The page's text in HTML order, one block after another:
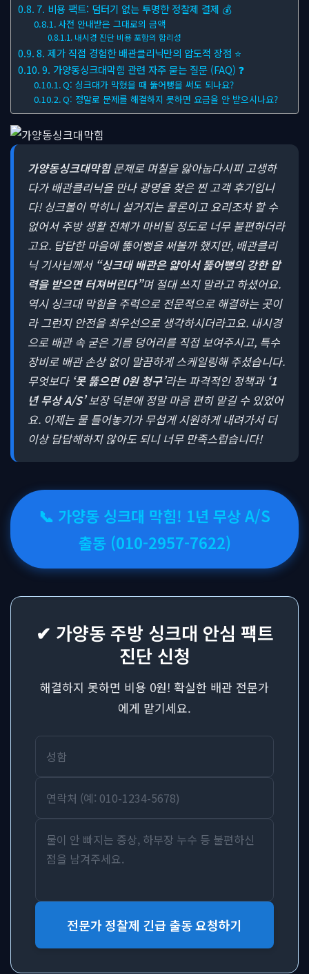
7. 비용 팩트: 덤터기 없는 투명한 정찰제 결제 💰
사전 안내받은 그대로의 금액
내시경 진단 비용 포함의 합리성
8. 제가 직접 경험한 배관클리닉만의 압도적 장점 ⭐
9. 가양동싱크대막힘 관련 자주 묻는 질문 (FAQ) ❓
Q: 싱크대가 막혔을 때 뚫어뻥을 써도 되나요?
Q: 정말로 문제를 해결하지 못하면 요금을 안 받으시나요?
가양동싱크대막힘문제로 며칠을 앓아눕다시피 고생하
다가 배관클리닉을 만나 광명을 찾은 찐 고객 후기입니
다! 싱크볼이 막히니 설거지는 물론이고 요리조차 할 수
없어서 주방 생활 전체가 마비될 정도로 너무 불편하더라
고요. 답답한 마음에 뚫어뻥을 써볼까 했지만, 배관클리
닉 기사님께서 “싱크대 배관은 얇아서 뚫어뻥의 강한 압
력을 받으면 터져버린다”며 절대 쓰지 말라고 하셨어요.
역시 싱크대 막힘을 주력으로 전문적으로 해결하는 곳이
라 그런지 안전을 최우선으로 생각하시더라고요. 내시경
으로 배관 속 굳은 기름 덩어리를 직접 보여주시고, 특수
장비로 배관 손상 없이 말끔하게 스케일링해 주셨습니다.
무엇보다 ‘못 뚫으면 0원 청구’라는 파격적인 정책과 ‘1
년 무상 A/S’보장 덕분에 정말 마음 편히 맡길 수 있었어
요. 이제는 물 틀어놓기가 무섭게 시원하게 내려가서 더
이상 답답해하지 않아도 되니 너무 만족스럽습니다!
📞 가양동 싱크대 막힘! 1년 무상 A/S
출동 (010-2957-7622)
✔ 가양동 주방 싱크대 안심 팩트
진단 신청
해결하지 못하면 비용 0원! 확실한 배관 전문가
에게 맡기세요.
전문가 정찰제 긴급 출동 요청하기